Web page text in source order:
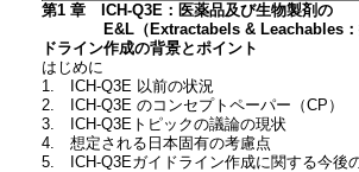
第1 章 ICH-Q3E：医薬品及び生物製剤の
E&L（Extractabels & Leachables：抽
ドライン作成の背景とポイント
はじめに
1. ICH-Q3E 以前の状況
2. ICH-Q3E のコンセプトペーパー（CP）
3. ICH-Q3Eトピックの議論の現状
4. 想定される日本固有の考慮点
5. ICH-Q3Eガイドライン作成に関する今後